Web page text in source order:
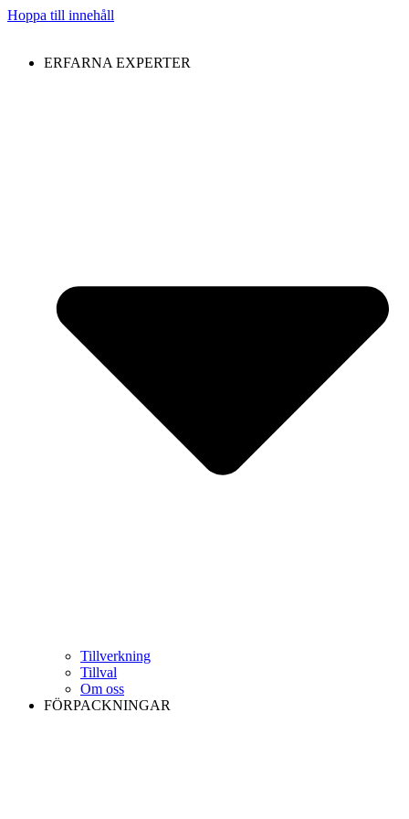
Hoppa till innehåll
ERFARNA EXPERTER
Tillverkning
Tillval
Om oss
FÖRPACKNINGAR